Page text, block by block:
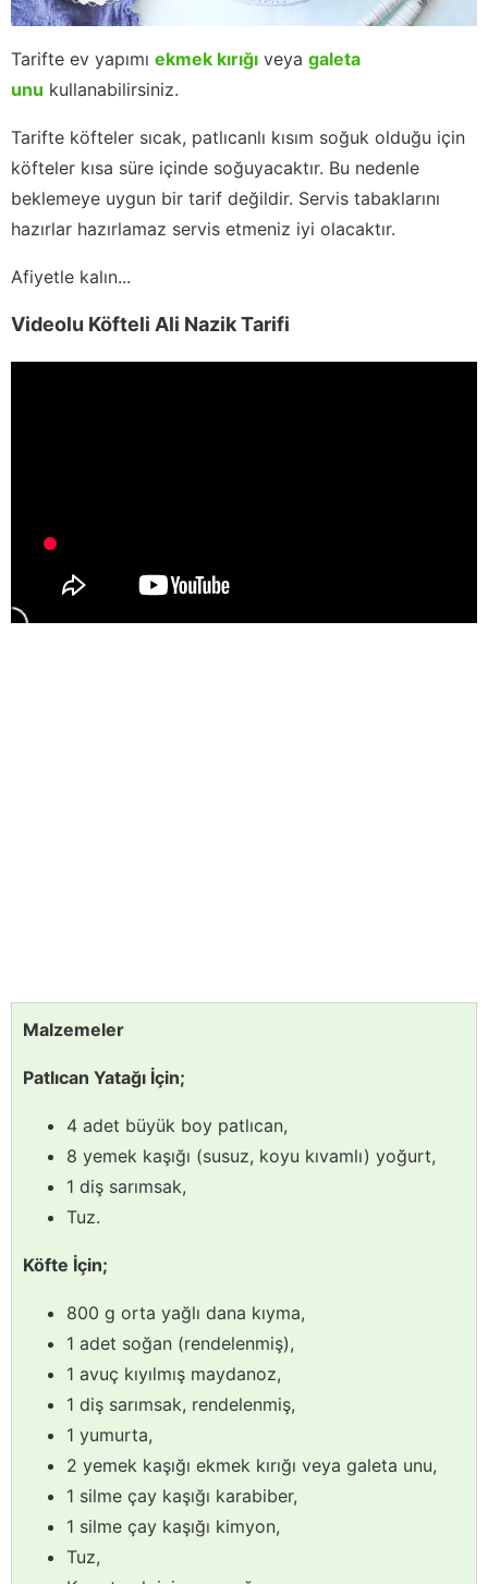
Tarifte ev yapımı ekmek kırığı veya galeta
unu kullanabilirsiniz.
Tarifte köfteler sıcak, patlıcanlı kısım soğuk olduğu için
köfteler kısa süre içinde soğuyacaktır. Bu nedenle
beklemeye uygun bir tarif değildir. Servis tabaklarını
hazırlar hazırlamaz servis etmeniz iyi olacaktır.
Afiyetle kalın...
Videolu Köfteli Ali Nazik Tarifi
Malzemeler
Patlıcan Yatağı İçin;
4 adet büyük boy patlıcan,
8 yemek kaşığı (susuz, koyu kıvamlı) yoğurt,
1 diş sarımsak,
Tuz.
Köfte İçin;
800 g orta yağlı dana kıyma,
1 adet soğan (rendelenmiş),
1 avuç kıyılmış maydanoz,
1 diş sarımsak, rendelenmiş,
1 yumurta,
2 yemek kaşığı ekmek kırığı veya galeta unu,
1 silme çay kaşığı karabiber,
1 silme çay kaşığı kimyon,
Tuz,